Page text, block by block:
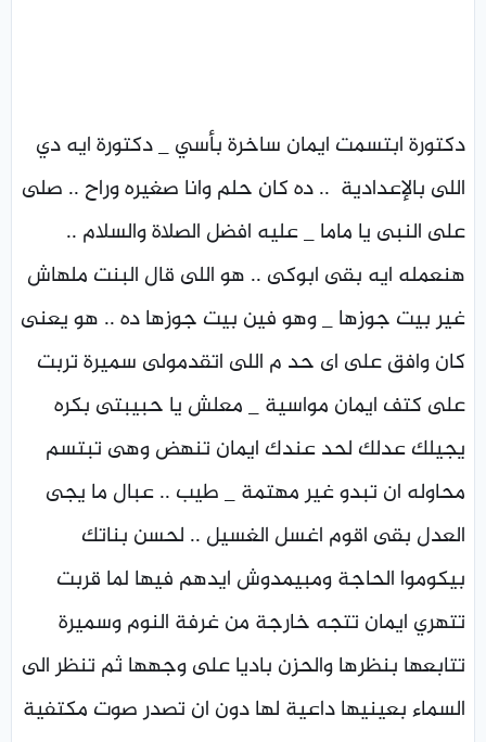
دكتورة ابتسمت ايمان ساخرة بأسي _ دكتورة ايه دي
اللى بالإعدادية .. ده كان حلم وانا صغيره وراح .. صلى
على النبى يا ماما _ عليه افضل الصلاة والسلام ..
هنعمله ايه بقى ابوكى .. هو اللى قال البنت ملهاش
غير بيت جوزها _ وهو فين بيت جوزها ده .. هو يعنى
كان وافق على اى حد م اللى اتقدمولى سميرة تربت
على كتف ايمان مواسية _ معلش يا حبيبتى بكره
يجيلك عدلك لحد عندك ايمان تنهض وهى تبتسم
محاوله ان تبدو غير مهتمة _ طيب .. عبال ما يجى
العدل بقى اقوم اغسل الغسيل .. لحسن بناتك
بيكوموا الحاجة ومبيمدوش ايدهم فيها لما قربت
تتهري ايمان تتجه خارجة من غرفة النوم وسميرة
تتابعها بنظرها والحزن باديا على وجهها ثم تنظر الى
السماء بعينيها داعية لها دون ان تصدر صوت مكتفية